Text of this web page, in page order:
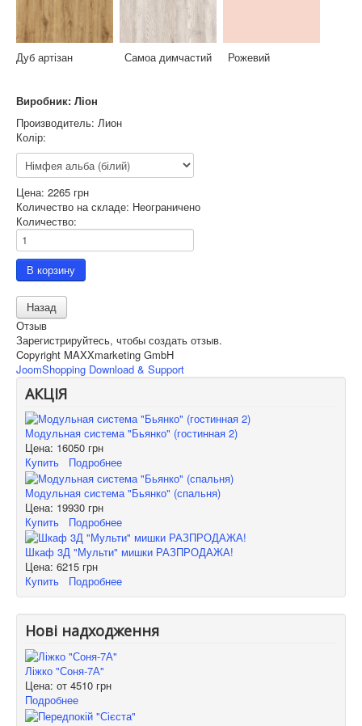
Дуб артізан Самоа димчастий Рожевий
Виробник: Ліон
Производитель: Лион
Колір:
Цена: 2265 грн
Количество на складе: Неограничено
Количество:
Отзыв
Зарегистрируйтесь, чтобы создать отзыв.
Copyright MAXXmarketing GmbH
JoomShopping Download & Support
АКЦІЯ
Модульная система "Бьянко" (гостинная 2)
Цена: 16050 грн
Купить
Подробнее
Модульная система "Бьянко" (спальня)
Цена: 19930 грн
Купить
Подробнее
Шкаф 3Д "Мульти" мишки РАЗПРОДАЖА!
Цена: 6215 грн
Купить
Подробнее
Нові надходження
Ліжко "Соня-7А"
Цена: от 4510 грн
Подробнее